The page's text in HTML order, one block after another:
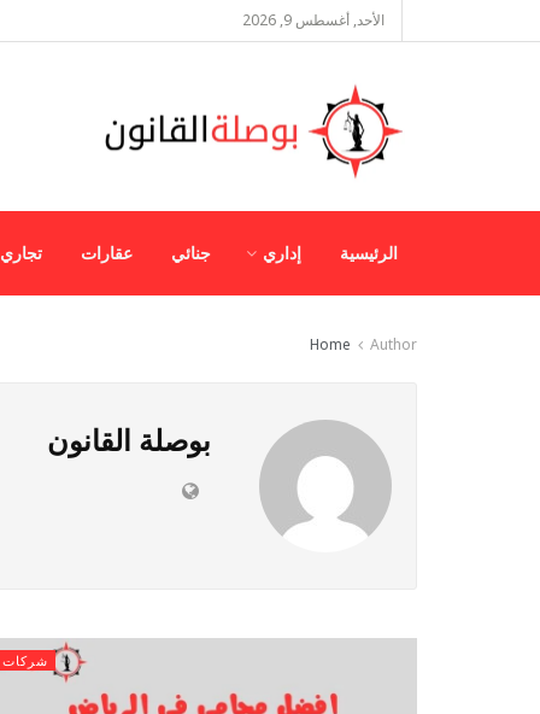
الأحد, أغسطس 9, 2026
الرئيسية إداري جنائي عقارات تجاري
Home Author
بوصلة القانون
شركات